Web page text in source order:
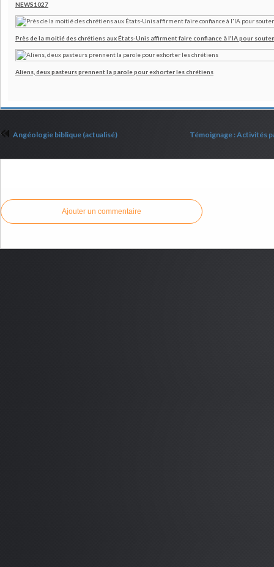
NEWS1027
Près de la moitié des chrétiens aux États-Unis affirment faire confiance à l'IA pour
Aliens, deux pasteurs prennent la parole pour exhorter les chrétiens
Angéologie biblique (actualisé) Témoignage : Activités
Ajouter un commentaire